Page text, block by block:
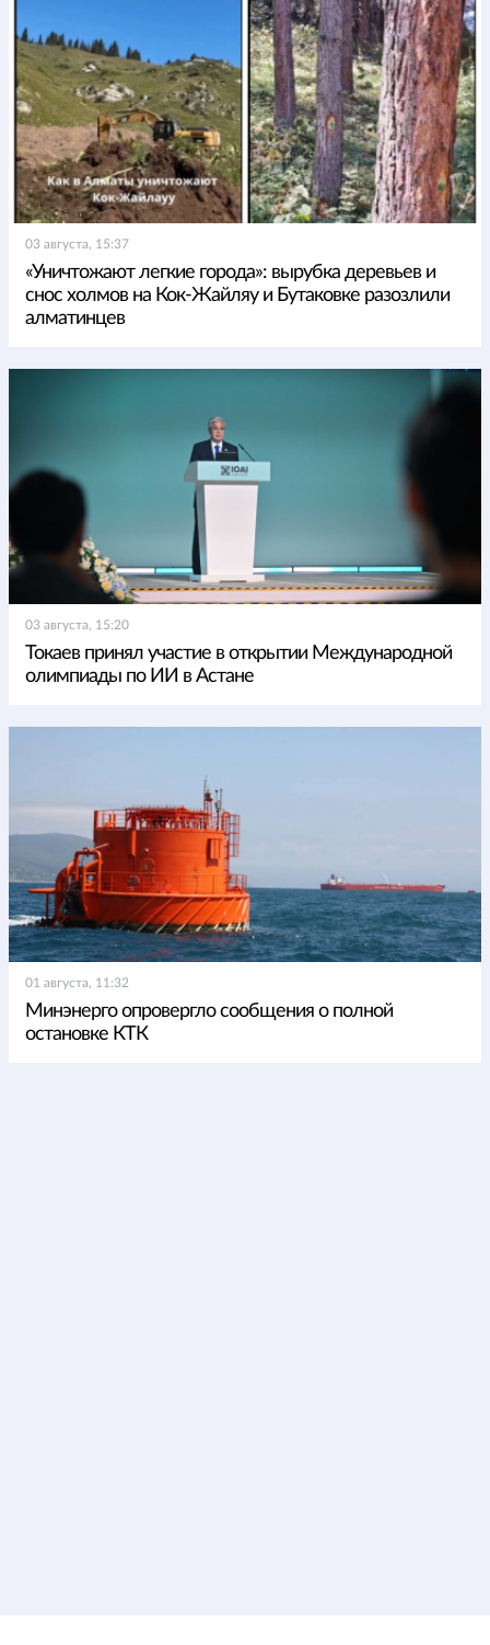
03 августа, 15:37
«Уничтожают легкие города»: вырубка деревьев и
снос холмов на Кок-Жайляу и Бутаковке разозлили
алматинцев
03 августа, 15:20
Токаев принял участие в открытии Международной
олимпиады по ИИ в Астане
01 августа, 11:32
Минэнерго опровергло сообщения о полной
остановке КТК